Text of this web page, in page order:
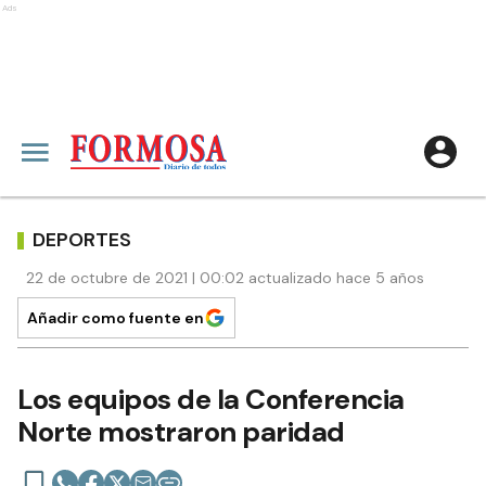
Ads
DEPORTES
22 de octubre de 2021 | 00:02 actualizado hace 5 años
Añadir como fuente en
Los equipos de la Conferencia
Norte mostraron paridad